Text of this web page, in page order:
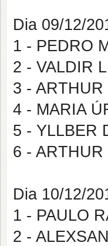
Dia 09/12/
1 - PEDRO
2 - VALDIR
3 -
4 - MARIA
5 - YLLBER
6 -
Dia 10/12/
1 - PAULO
2 -